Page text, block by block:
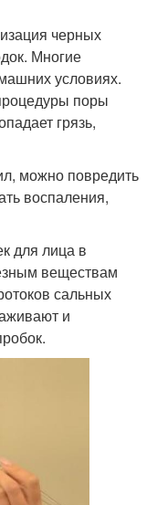
черных
Многие
условиях.
поры
грязь,
можно повредить
воспаления,
для лица в
веществам
сальных
и